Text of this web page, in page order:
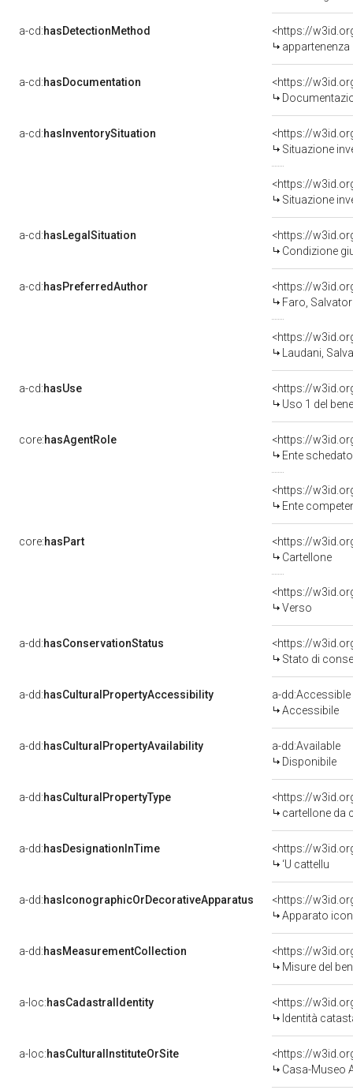
a-cd:hasDetectionMethod
a-cd:hasDocumentation
a-cd:hasInventorySituation
<https://
Situazione
<https://
Situazione
a-cd:hasLegalSituation
<https://
Condizione
a-cd:hasPreferredAuthor
<https://
Faro,
<https://
Laudani,
a-cd:hasUse
<https://
Uso 1 del
core:hasAgentRole
<https://
Ente
<https://
Ente
core:hasPart
<https://
Cartellone
<https://
Verso
a-dd:hasConservationStatus
<https://
Stato di
a-dd:hasCulturalPropertyAccessibility
a-dd:Accessible
Accessibile
a-dd:hasCulturalPropertyAvailability
a-dd:Available
Disponibile
a-dd:hasCulturalPropertyType
<https://
cartellone da
a-dd:hasDesignationInTime
<https://
‘U cattellu
a-dd:hasIconographicOrDecorativeApparatus
<https://
Apparato
a-dd:hasMeasurementCollection
<https://
Misure del
a-loc:hasCadastralIdentity
<https://
Identità
a-loc:hasCulturalInstituteOrSite
<https://
Casa-Museo